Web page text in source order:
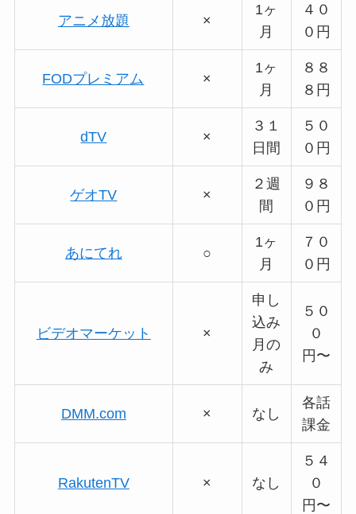
アニメ放題 ×
1ヶ
月
４０
０円
FODプレミアム ×
1ヶ
月
８８
８円
dTV ×
３１
日間
５０
０円
ゲオTV ×
２週
間
９８
０円
あにてれ ○
1ヶ
月
７０
０円
ビデオマーケット ×
申し
込み
月の
み
５０
０
円〜
DMM.com × なし
各話
課金
RakutenTV × なし
５４
０
円〜